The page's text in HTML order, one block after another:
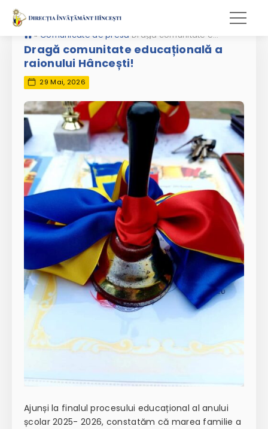
» Comunicate de presă Dragă comunitate educațională a raionului Hâncești!
Dragă comunitate educațională a
raionului Hâncești!
29 Mai, 2026
Ajunși la finalul procesului educațional al anului
școlar 2025- 2026, constatăm că marea familie a